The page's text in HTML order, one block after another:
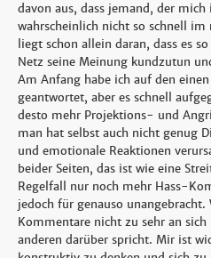
davon aus, dass jemand, der
wahrscheinlich nicht so schnell im
liegt schon allein daran, dass es
Netz seine Meinung kundzutun
Am Anfang habe ich auf den
geantwortet, aber es schnell
desto mehr Projektions- und
man hat selbst auch nicht genug
und emotionale Reaktionen
beider Seiten, das ist wie eine
Regelfall nur noch mehr Hass-
jedoch für genauso
Kommentare nicht zu sehr an
anderen darüber spricht. Mir ist